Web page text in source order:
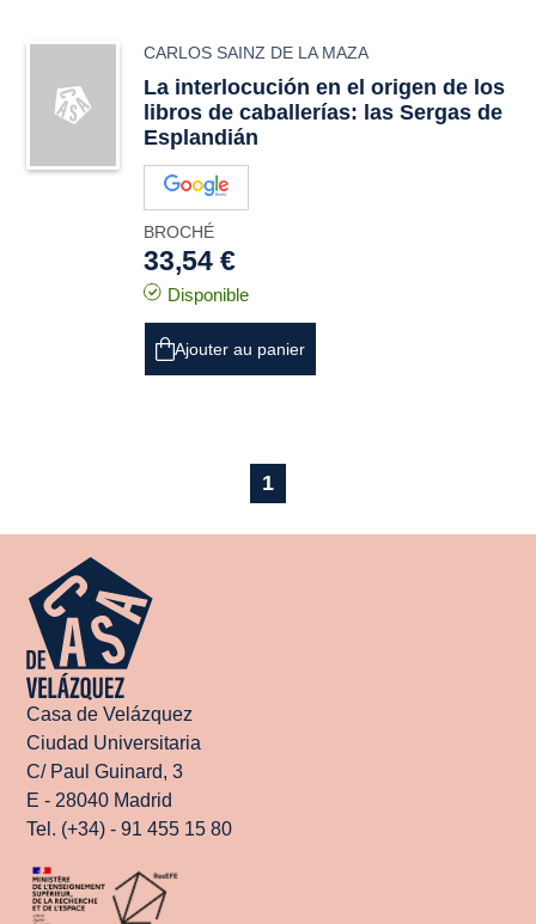
CARLOS SAINZ DE LA MAZA
La interlocución en el origen de los
libros de caballerías: las Sergas de
Esplandián
BROCHÉ
33,54 €
Disponible
Ajouter au panier
1
Casa de Velázquez
Ciudad Universitaria
C/ Paul Guinard, 3
E - 28040 Madrid
Tel. (+34) - 91 455 15 80